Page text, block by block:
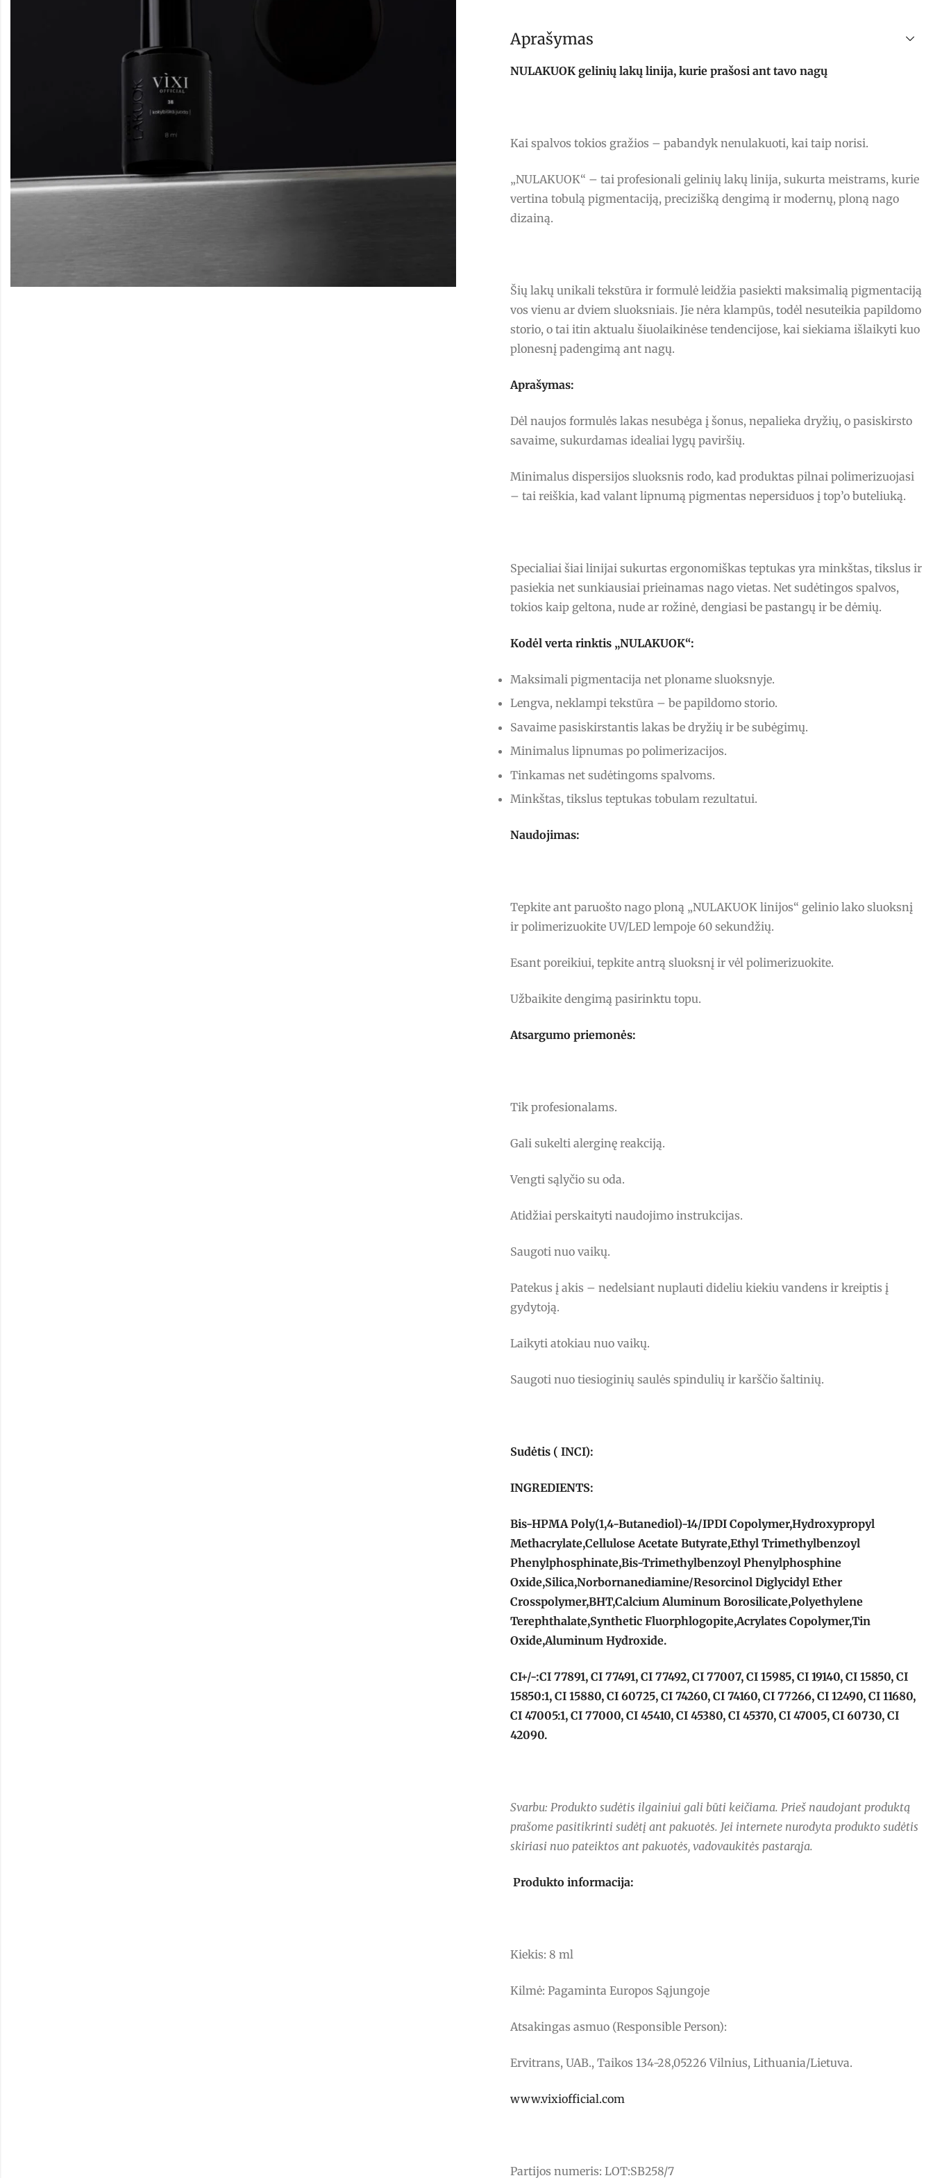
Aprašymas
NULAKUOK gelinių lakų linija, kurie prašosi ant tavo nagų
Kai spalvos tokios gražios – pabandyk nenulakuoti, kai taip norisi.
„NULAKUOK“ – tai profesionali gelinių lakų linija, sukurta meistrams, kurie
vertina tobulą pigmentaciją, precizišką dengimą ir modernų, ploną nago
dizainą.
Šių lakų unikali tekstūra ir formulė leidžia pasiekti maksimalią pigmentaciją
vos vienu ar dviem sluoksniais. Jie nėra klampūs, todėl nesuteikia papildomo
storio, o tai itin aktualu šiuolaikinėse tendencijose, kai siekiama išlaikyti kuo
plonesnį padengimą ant nagų.
Aprašymas:
Dėl naujos formulės lakas nesubėga į šonus, nepalieka dryžių, o pasiskirsto
savaime, sukurdamas idealiai lygų paviršių.
Minimalus dispersijos sluoksnis rodo, kad produktas pilnai polimerizuojasi
– tai reiškia, kad valant lipnumą pigmentas nepersiduos į top’o buteliuką.
Specialiai šiai linijai sukurtas ergonomiškas teptukas yra minkštas, tikslus ir
pasiekia net sunkiausiai prieinamas nago vietas. Net sudėtingos spalvos,
tokios kaip geltona, nude ar rožinė, dengiasi be pastangų ir be dėmių.
Kodėl verta rinktis „NULAKUOK“:
Maksimali pigmentacija net ploname sluoksnyje.
Lengva, neklampi tekstūra – be papildomo storio.
Savaime pasiskirstantis lakas be dryžių ir be subėgimų.
Minimalus lipnumas po polimerizacijos.
Tinkamas net sudėtingoms spalvoms.
Minkštas, tikslus teptukas tobulam rezultatui.
Naudojimas:
Tepkite ant paruošto nago ploną „NULAKUOK linijos“ gelinio lako sluoksnį
ir polimerizuokite UV/LED lempoje 60 sekundžių.
Esant poreikiui, tepkite antrą sluoksnį ir vėl polimerizuokite.
Užbaikite dengimą pasirinktu topu.
Atsargumo priemonės:
Tik profesionalams.
Gali sukelti alerginę reakciją.
Vengti sąlyčio su oda.
Atidžiai perskaityti naudojimo instrukcijas.
Saugoti nuo vaikų.
Patekus į akis – nedelsiant nuplauti dideliu kiekiu vandens ir kreiptis į
gydytoją.
Laikyti atokiau nuo vaikų.
Saugoti nuo tiesioginių saulės spindulių ir karščio šaltinių.
Sudėtis ( INCI):
INGREDIENTS:
Bis-HPMA Poly(1,4-Butanediol)-14/IPDI Copolymer,Hydroxypropyl
Methacrylate,Cellulose Acetate Butyrate,Ethyl Trimethylbenzoyl
Phenylphosphinate,Bis-Trimethylbenzoyl Phenylphosphine
Oxide,Silica,Norbornanediamine/Resorcinol Diglycidyl Ether
Crosspolymer,BHT,Calcium Aluminum Borosilicate,Polyethylene
Terephthalate,Synthetic Fluorphlogopite,Acrylates Copolymer,Tin
Oxide,Aluminum Hydroxide.
CI+/-:CI 77891, CI 77491, CI 77492, CI 77007, CI 15985, CI 19140, CI 15850, CI
15850:1, CI 15880, CI 60725, CI 74260, CI 74160, CI 77266, CI 12490, CI 11680,
CI 47005:1, CI 77000, CI 45410, CI 45380, CI 45370, CI 47005, CI 60730, CI
42090.
Svarbu: Produkto sudėtis ilgainiui gali būti keičiama. Prieš naudojant produktą
prašome pasitikrinti sudėtį ant pakuotės. Jei internete nurodyta produkto sudėtis
skiriasi nuo pateiktos ant pakuotės, vadovaukitės pastarąja.
Produkto informacija:
Kiekis: 8 ml
Kilmė: Pagaminta Europos Sąjungoje
Atsakingas asmuo (Responsible Person):
Ervitrans, UAB., Taikos 134-28,05226 Vilnius, Lithuania/Lietuva.
www.vixiofficial.com
Partijos numeris: LOT:SB258/7